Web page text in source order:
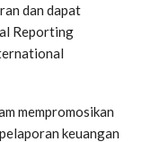
dan dapat
Reporting
mempromosikan
keuangan